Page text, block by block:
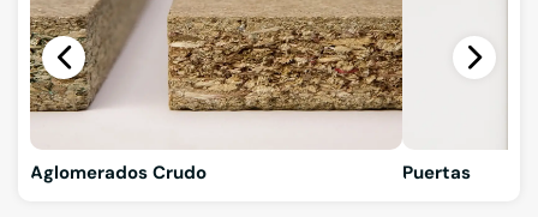
Aglomerados Crudo Puertas